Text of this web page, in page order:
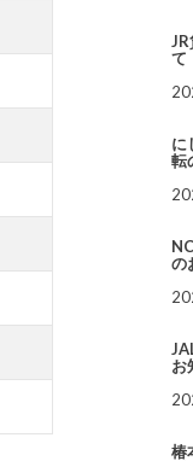
て
に
転
の
お
椿